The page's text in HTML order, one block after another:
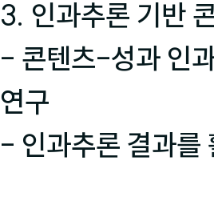
3. 인과추론 기반
- 콘텐츠-성과 인
연구
- 인과추론 결과